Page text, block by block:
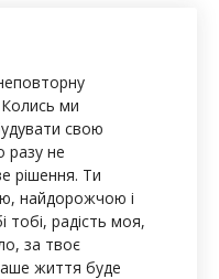
ми
свою
разу не
рішення. Ти
найдорожчою і
радість моя,
за твоє
життя буде